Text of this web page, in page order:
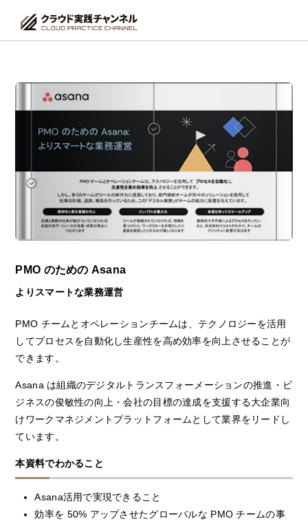
PMO のための Asana
よりスマートな業務運営
PMO チームとオペレーションチームは、テクノロジーを活用
してプロセスを自動化し生産性を高め効率を向上させることが
できます。
Asana は組織のデジタルトランスフォーメーションの推進・ビ
ジネスの俊敏性の向上・会社の目標の達成を支援する大企業向
けワークマネジメントプラットフォームとして業界をリードし
ています。
本資料でわかること
Asana活用で実現できること
効率を 50% アップさせたグローバルな PMO チームの事